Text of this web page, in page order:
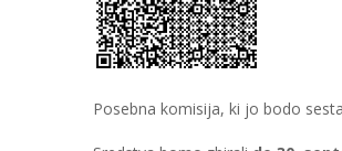
Posebna komisija, ki jo bodo